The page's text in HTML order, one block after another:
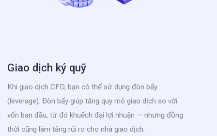
Giao dịch ký quỹ
Khi giao dịch CFD, bạn có thể sử dụng đòn bẩy
(leverage). Đòn bẩy giúp tăng quy mô giao dịch so với
vốn ban đầu, từ đó khuếch đại lợi nhuận — nhưng đồng
thời cũng làm tăng rủi ro cho nhà giao dịch.